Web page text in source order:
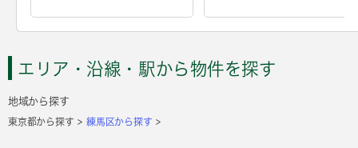
エリア・沿線・駅から物件を探す
地域から探す
東京都から探す 練馬区から探す